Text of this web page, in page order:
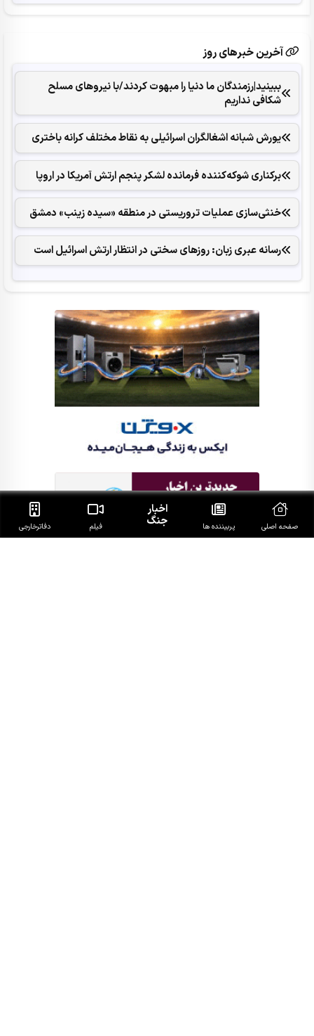
آخرین خبرهای روز
ببینید|رزمندگان ما دنیا را مبهوت کردند/با نیروهای مسلح
شکافی نداریم
یورش شبانه اشغالگران اسرائیلی به نقاط مختلف کرانه باختری
برکناری شوکه‌کننده فرمانده لشکر پنجم ارتش آمریکا در اروپا
خنثی‌سازی عملیات تروریستی در منطقه «سیده زینب» دمشق
رسانه عبری زبان: روزهای سختی در انتظار ارتش اسرائیل است
صفحه اصلی پربیننده ها
اخبار
جنگ فیلم دفاتر‌خارجی